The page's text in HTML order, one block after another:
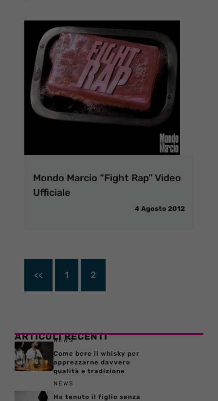
Mondo Marcio “Fight Rap” Video
Ufficiale
4 Agosto 2012
<< 1 2
ARTICOLI RECENTI
NEWS
Come bere il whisky per
apprezzarne davvero
qualità e tradizione
NEWS
Ha tenuto il figlio senza